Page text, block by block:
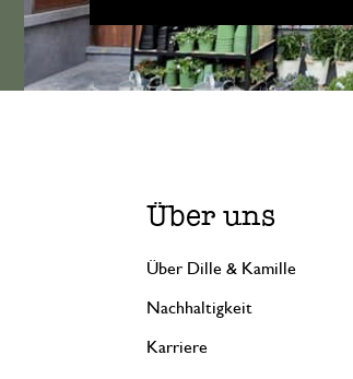
Über uns
Über Dille & Kamille
Nachhaltigkeit
Karriere